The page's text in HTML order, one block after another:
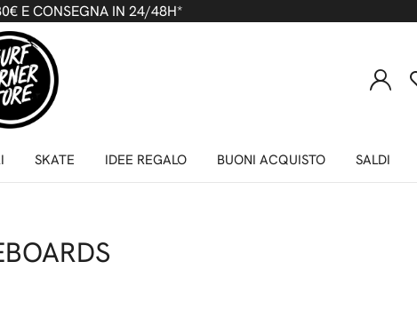
E CONSEGNA IN 24/48H*
SKATE IDEE REGALO BUONI ACQUISTO SALDI